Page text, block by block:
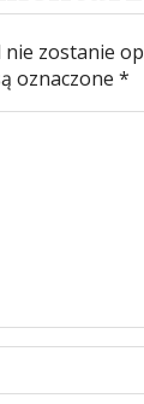
zostanie
oznaczone*